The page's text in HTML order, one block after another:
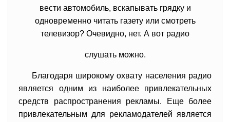
вести автомобиль, вскапывать грядку и
одновременно читать газету или смотреть
телевизор? Очевидно, нет. А вот радио
слушать можно.
Благодаря широкому охвату населения радио
является одним из наиболее привлекательных
средств распространения рекламы. Еще более
привлекательным для рекламодателей является